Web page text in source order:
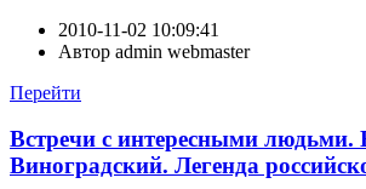
2010-11-02 10:09:41
Автор admin webmaster
Перейти
Встречи с интересными людьми.
Виноградский. Легенда